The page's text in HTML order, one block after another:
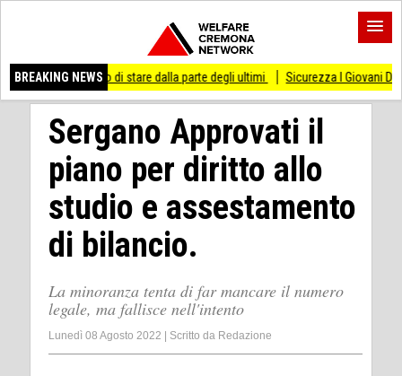
BREAKING NEWS
di stare dalla parte degli ultimi Sicurezza I Giovani Democratici
Sergano Approvati il
piano per diritto allo
studio e assestamento
di bilancio.
La minoranza tenta di far mancare il numero
legale, ma fallisce nell'intento
Lunedì 08 Agosto 2022 Scritto da Redazione